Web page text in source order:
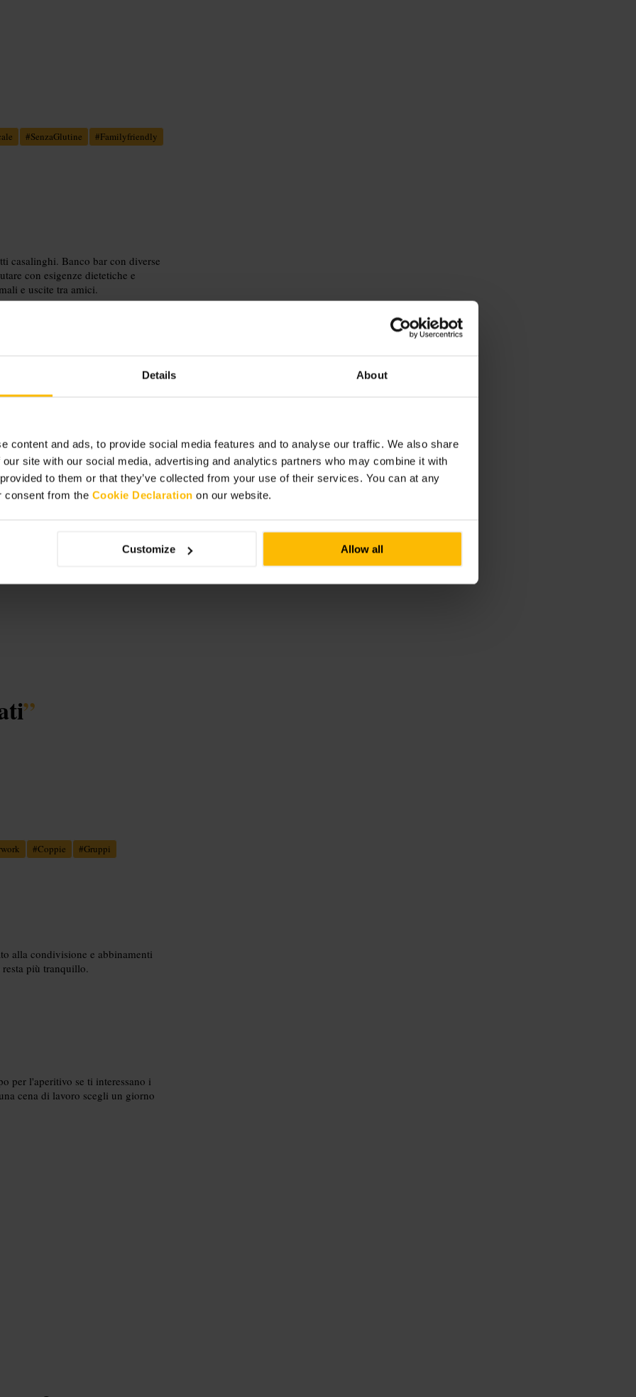
Details About
content and ads, to provide social media features and to analyse our traffic. We also share
site with our social media, advertising and analytics partners who may combine it with
to them or that they’ve collected from your use of their services. You can at any
consent from the Cookie Declaration on our website.
Customize Allow all
#SenzaGlutine #Familyfriendly
casalinghi. Banco bar con diverse
con esigenze dietetiche e
e uscite tra amici.
Indica eventuali intolleranze al
Prova lo shawarma e chiedi
”
#Coppie #Gruppi
alla condivisione e abbinamenti
più tranquillo.
per l'aperitivo se ti interessano i
cena di lavoro scegli un giorno